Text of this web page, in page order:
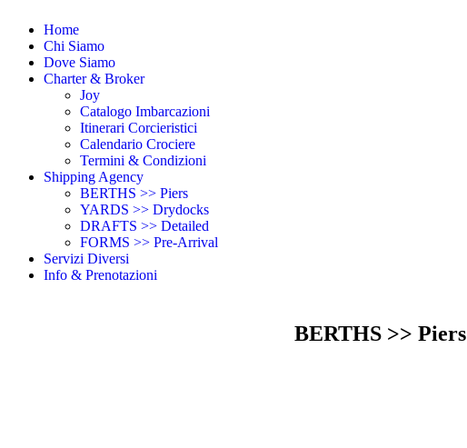
Home
Chi Siamo
Dove Siamo
Charter & Broker
Joy
Catalogo Imbarcazioni
Itinerari Corcieristici
Calendario Crociere
Termini & Condizioni
Shipping Agency
BERTHS >> Piers
YARDS >> Drydocks
DRAFTS >> Detailed
FORMS >> Pre-Arrival
Servizi Diversi
Info & Prenotazioni
BERTHS >> Piers